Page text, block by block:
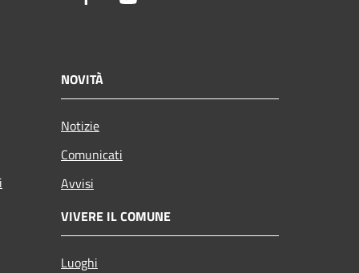
NOVITÀ
Notizie
Comunicati
Avvisi
VIVERE IL COMUNE
Luoghi